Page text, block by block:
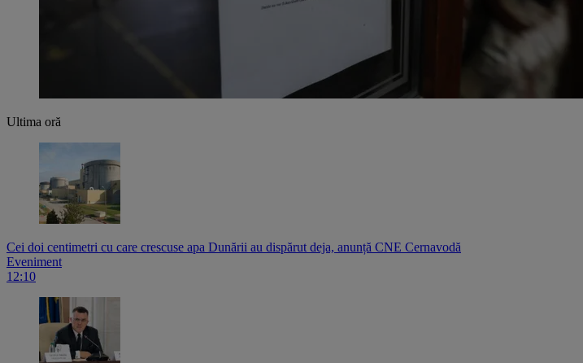
Ultima oră
Cei doi centimetri cu care crescuse apa Dunării au dispărut deja, anunță CNE Cernavodă
Eveniment
12:10